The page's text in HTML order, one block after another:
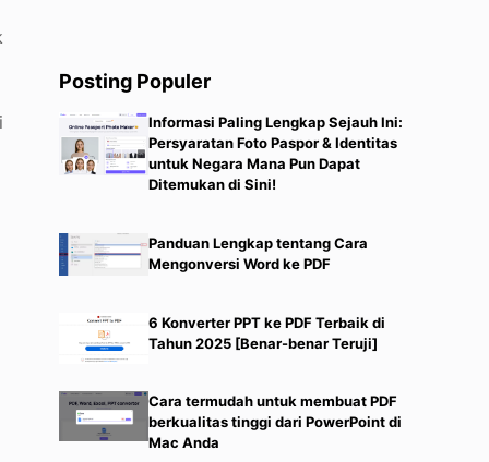
Posting Populer
Informasi Paling Lengkap Sejauh Ini:
Persyaratan Foto Paspor & Identitas
untuk Negara Mana Pun Dapat
Ditemukan di Sini!
Panduan Lengkap tentang Cara
Mengonversi Word ke PDF
6 Konverter PPT ke PDF Terbaik di
Tahun 2025 [Benar-benar Teruji]
Cara termudah untuk membuat PDF
berkualitas tinggi dari PowerPoint di
Mac Anda